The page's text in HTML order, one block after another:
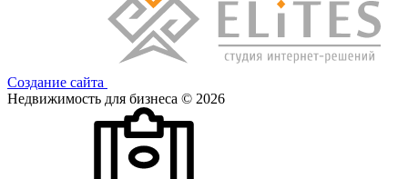
Создание сайта
Недвижимость для бизнеса © 2026